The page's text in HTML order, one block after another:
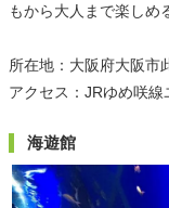
もから大人まで楽しめ
所在地：大阪府大阪市
アクセス：JRゆめ咲線
海遊館